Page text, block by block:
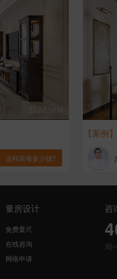
这样装修多少钱?
【案例】
量房设计
免费量尺
在线咨询
网络申请
咨
周